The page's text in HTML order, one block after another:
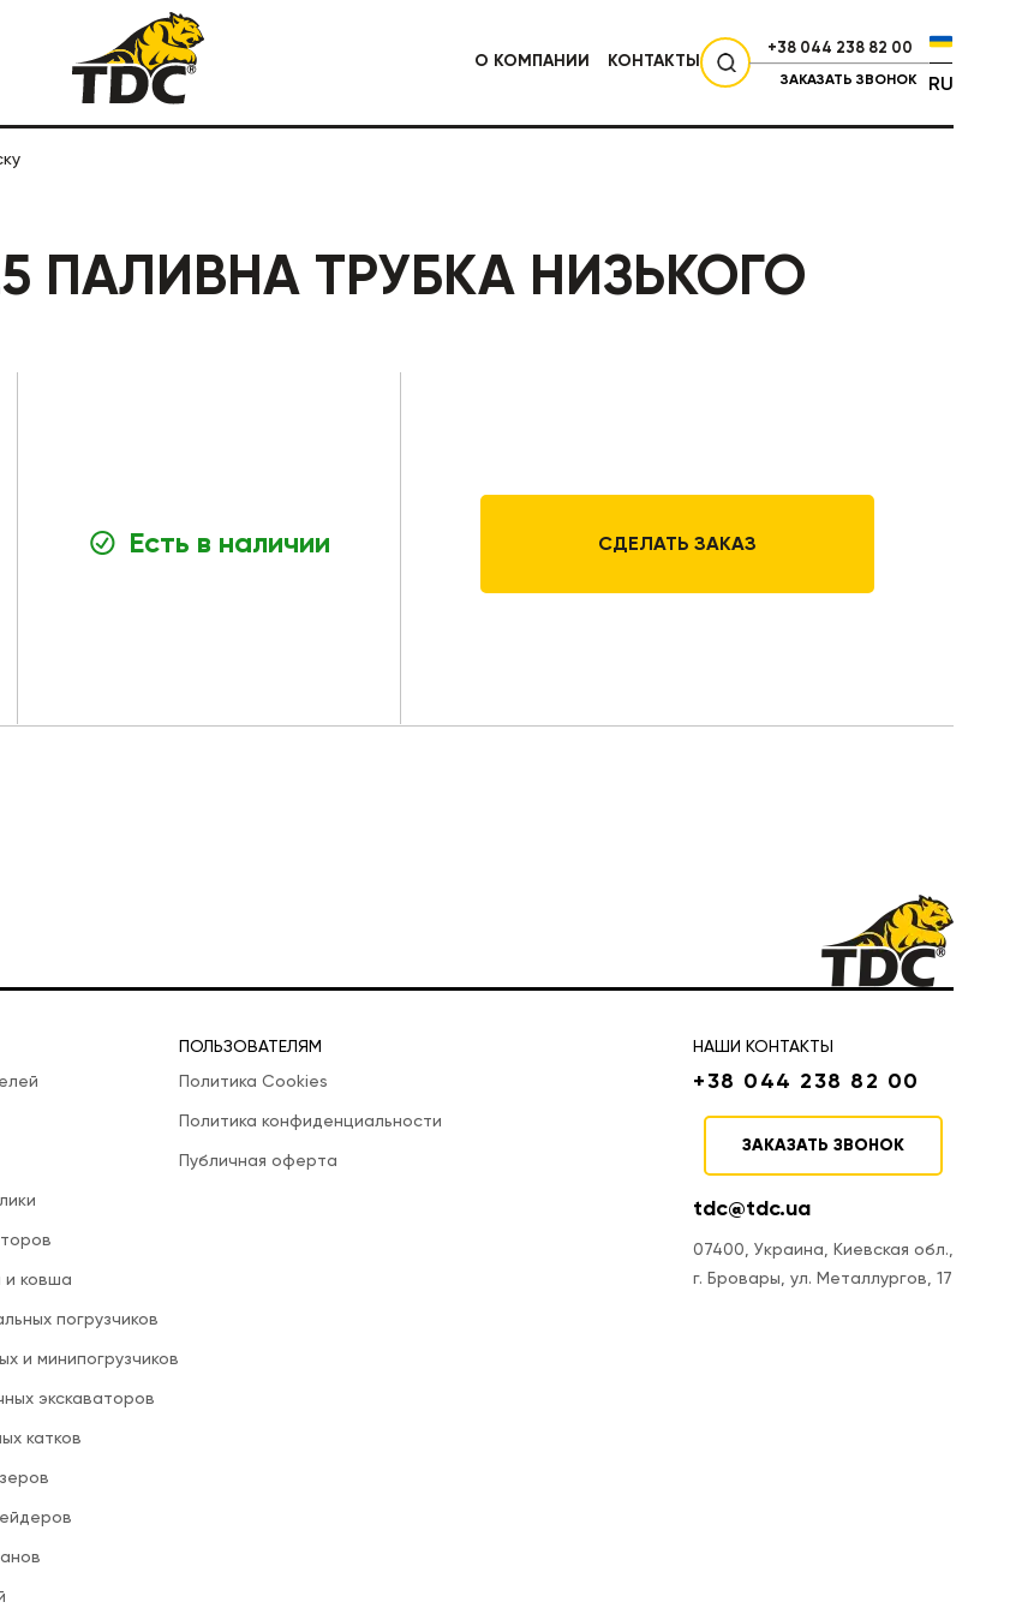
О КОМПАНИИ КОНТАКТЫ
+38 044 238 82 00
ЗАКАЗАТЬ ЗВОНОК RU
ПАЛИВНА ТРУБКА НИЗЬКОГО
Есть в наличии СДЕЛАТЬ ЗАКАЗ
и ковша
погрузчиков
и минипогрузчиков
экскаваторов
катков
ПОЛЬЗОВАТЕЛЯМ
Политика Cookies
Политика конфиденциальности
Публичная оферта
НАШИ КОНТАКТЫ
+38 044 238 82 00
ЗАКАЗАТЬ ЗВОНОК
tdc@tdc.ua
07400, Украина, Киевская обл.,
г. Бровары, ул. Металлургов, 17